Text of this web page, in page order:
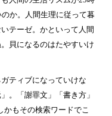
か。人間生理に従って暮
テーゼ。かといって人間
貝になるのはたやすいけ
ティブになっていけな
。「謝罪文」「書き方」
もその検索ワードでこ